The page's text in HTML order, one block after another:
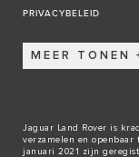
PRIVACYBELEID
MEER TONEN
Jaguar Land Rover is
verzamelen en
januari 2021 zijn